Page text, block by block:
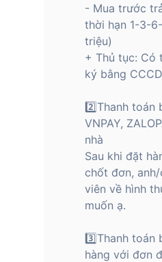
- Mua trước
thời hạn 1-3-
triệu)
+ Thủ tục: Có
ký bằng
2️⃣Thanh toán
VNPAY,
nhà
Sau khi đặt
chốt đơn,
viên về hình
muốn ạ.
3️⃣Thanh toán
hàng với đơn